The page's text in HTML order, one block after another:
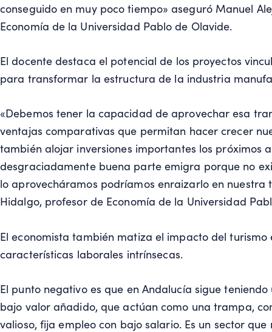
conseguido en muy poco tiempo» aseguró Manuel
Economía de la Universidad Pablo de Olavide.
El docente destaca el potencial de los proyectos
para transformar la estructura de la industria
«Debemos tener la capacidad de aprovechar esa
ventajas comparativas que permitan hacer crecer
también alojar inversiones importantes los próximos
desgraciadamente buena parte emigra porque no
lo aprovecháramos podríamos enraizarlo en
Hidalgo, profesor de Economía de la Universidad
El economista también matiza el impacto del
características laborales intrínsecas.
El punto negativo es que en Andalucía sigue
bajo valor añadido, que actúan como una trampa,
valioso, fijaempleo con bajo salario. Es un sector